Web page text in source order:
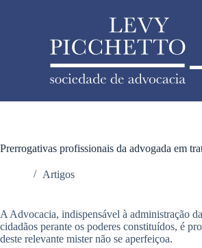
Prerrogativas profissionais da advogada em
Artigos
A Advocacia, indispensável à administração
cidadãos perante os poderes constituídos, é
deste relevante mister não se aperfeiçoa.